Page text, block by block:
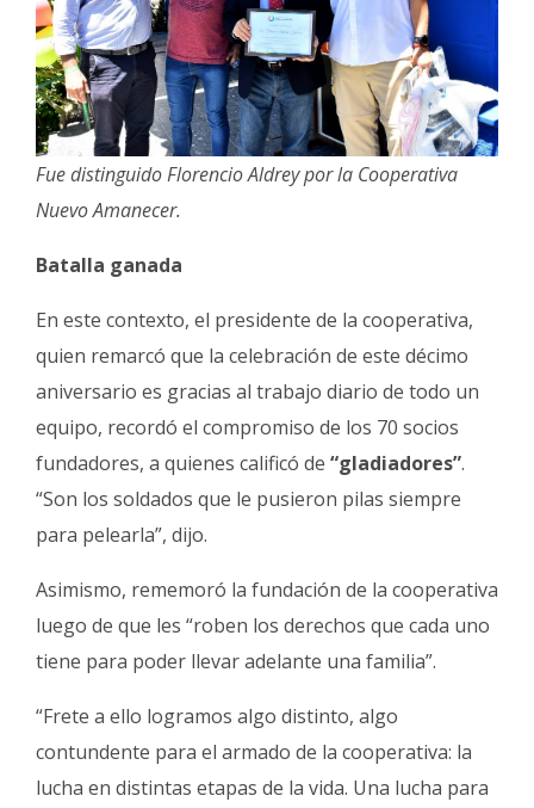
Fue distinguido Florencio Aldrey por la Cooperativa
Nuevo Amanecer.
Batalla ganada
En este contexto, el presidente de la cooperativa,
quien remarcó que la celebración de este décimo
aniversario es gracias al trabajo diario de todo un
equipo, recordó el compromiso de los 70 socios
fundadores, a quienes calificó de “gladiadores”.
“Son los soldados que le pusieron pilas siempre
para pelearla”, dijo.
Asimismo, rememoró la fundación de la cooperativa
luego de que les “roben los derechos que cada uno
tiene para poder llevar adelante una familia”.
“Frete a ello logramos algo distinto, algo
contundente para el armado de la cooperativa: la
lucha en distintas etapas de la vida. Una lucha para